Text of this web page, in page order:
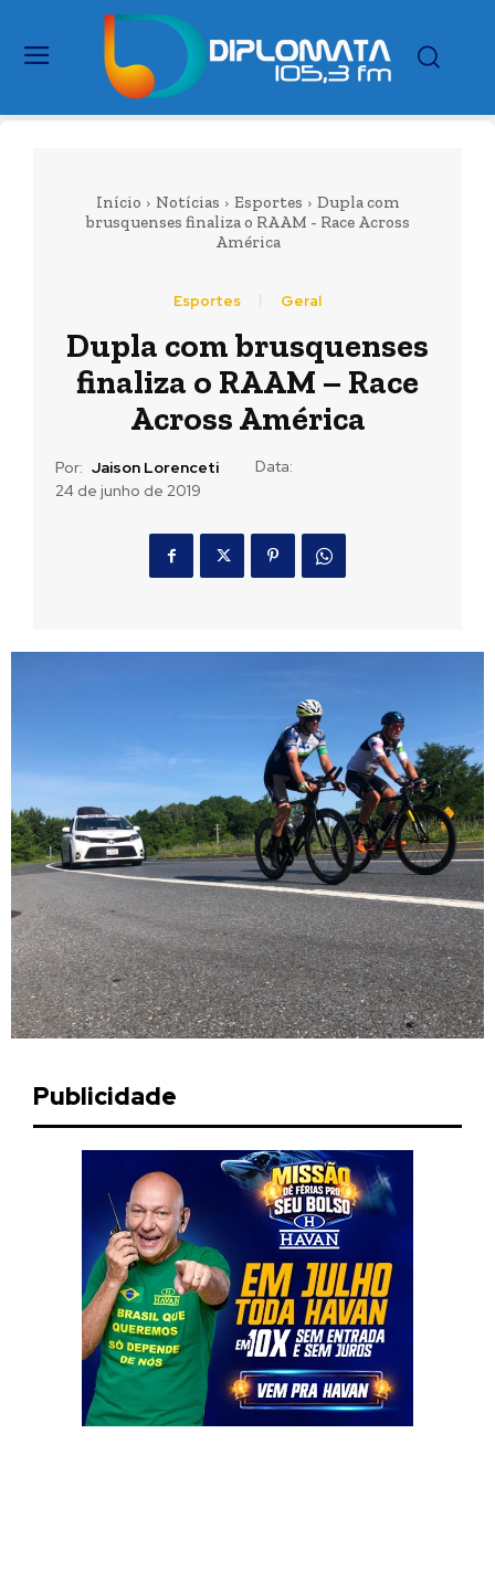
Início Notícias Esportes
Dupla com
brusquenses finaliza o RAAM - Race Across
América
Esportes Geral
Dupla com brusquenses
finaliza o RAAM – Race
Across América
Por: Jaison Lorenceti
Data:
24 de junho de 2019
Publicidade